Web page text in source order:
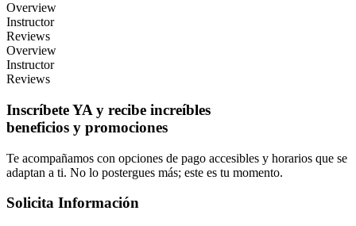
Overview
Instructor
Reviews
Overview
Instructor
Reviews
Inscríbete YA y recibe increíbles
beneficios y promociones
Te acompañamos con opciones de pago accesibles y horarios que se
adaptan a ti. No lo postergues más; este es tu momento.
Solicita Información